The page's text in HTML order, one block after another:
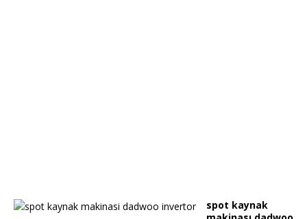
spot kaynak